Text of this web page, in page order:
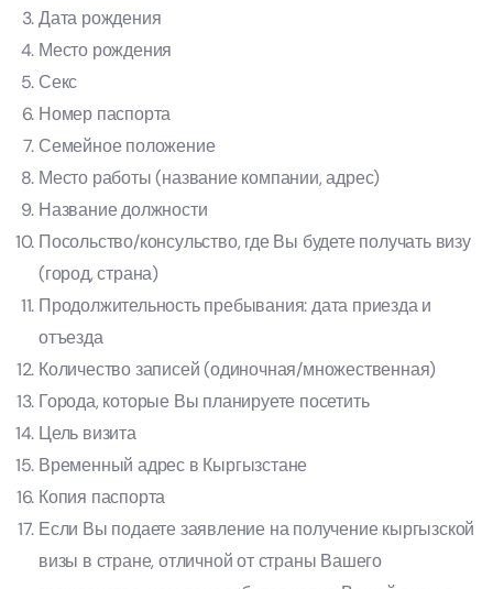
Дата рождения
Место рождения
Секс
Номер паспорта
Семейное положение
Место работы (название компании, адрес)
Название должности
Посольство/консульство, где Вы будете получать визу
(город, страна)
Продолжительность пребывания: дата приезда и
отъезда
Количество записей (одиночная/множественная)
Города, которые Вы планируете посетить
Цель визита
Временный адрес в Кыргызстане
Копия паспорта
Если Вы подаете заявление на получение кыргызской
визы в стране, отличной от страны Вашего